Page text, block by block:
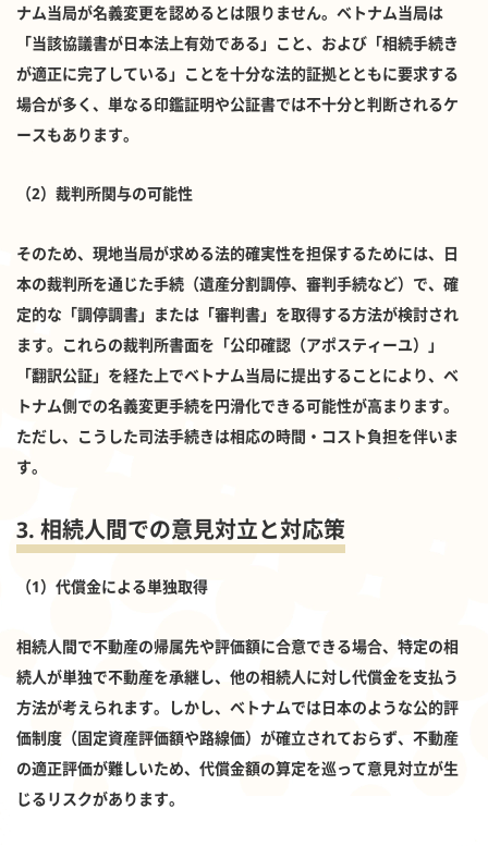
ナム当局が名義変更を認めるとは限りません。ベトナム当局は
「当該協議書が日本法上有効である」こと、および「相続手続き
が適正に完了している」ことを十分な法的証拠とともに要求する
場合が多く、単なる印鑑証明や公証書では不十分と判断されるケ
ースもあります。
（2）裁判所関与の可能性
そのため、現地当局が求める法的確実性を担保するためには、日
本の裁判所を通じた手続（遺産分割調停、審判手続など）で、確
定的な「調停調書」または「審判書」を取得する方法が検討され
ます。これらの裁判所書面を「公印確認（アポスティーユ）」
「翻訳公証」を経た上でベトナム当局に提出することにより、ベ
トナム側での名義変更手続を円滑化できる可能性が高まります。
ただし、こうした司法手続きは相応の時間・コスト負担を伴いま
す。
3. 相続人間での意見対立と対応策
（1）代償金による単独取得
相続人間で不動産の帰属先や評価額に合意できる場合、特定の相
続人が単独で不動産を承継し、他の相続人に対し代償金を支払う
方法が考えられます。しかし、ベトナムでは日本のような公的評
価制度（固定資産評価額や路線価）が確立されておらず、不動産
の適正評価が難しいため、代償金額の算定を巡って意見対立が生
じるリスクがあります。